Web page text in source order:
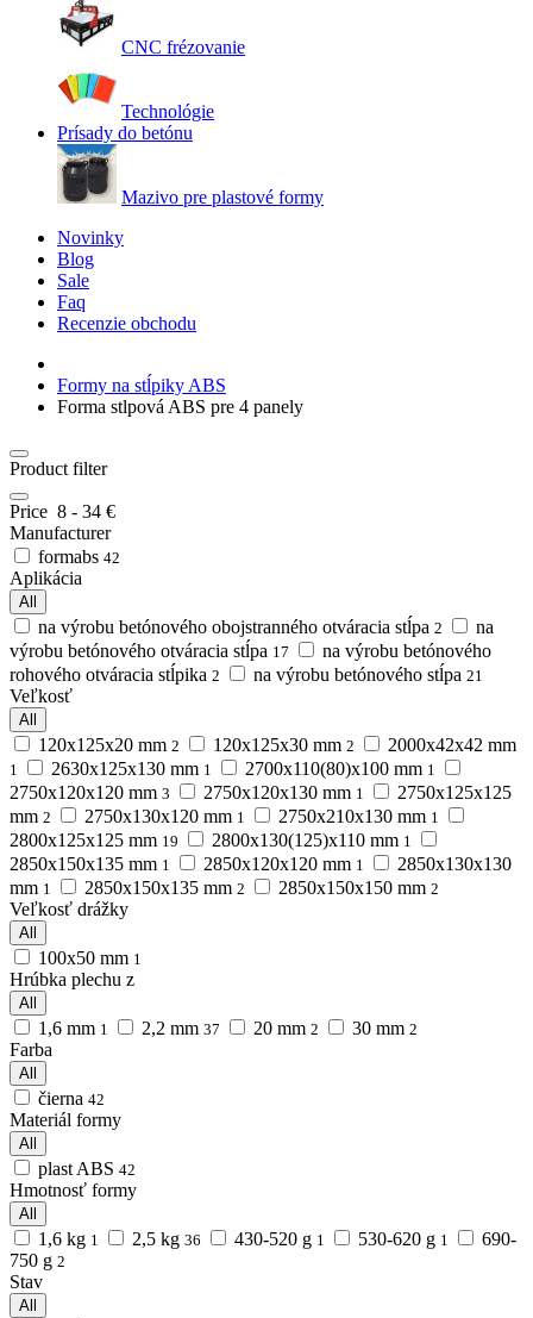
CNC frézovanie
Technológie
Prísady do betónu
Mazivo pre plastové formy
Novinky
Blog
Sale
Faq
Recenzie obchodu
Formy na stĺpiky ABS
Forma stlpová ABS pre 4 panely
Product filter
Price 8 - 34 €
Manufacturer
formabs 42
Aplikácia
All
na výrobu betónového obojstranného otváracia stĺpa 2
na
výrobu betónového otváracia stĺpa 17
na výrobu betónového
rohového otváracia stĺpika 2 na výrobu betónového stĺpa 21
Veľkosť
All
120x125x20 mm 2 120x125x30 mm 2 2000х42х42 mm
1 2630х125х130 mm 1 2700х110(80)х100 mm 1
2750х120х120 mm 3 2750х120х130 mm 1
2750х125х125
mm 2 2750х130х120 mm 1 2750х210х130 mm 1
2800х125х125 mm 19 2800х130(125)х110 mm 1
2850x150x135 mm 1 2850х120х120 mm 1
2850х130х130
mm 1 2850х150х135 mm 2 2850х150х150 mm 2
Veľkosť drážky
All
100х50 mm 1
Hrúbka plechu z
All
1,6 mm 1 2,2 mm 37 20 mm 2 30 mm 2
Farba
All
čierna 42
Materiál formy
All
plast ABS 42
Hmotnosť formy
All
1,6 kg 1 2,5 kg 36 430-520 g 1 530-620 g 1
690-
750 g 2
Stav
All